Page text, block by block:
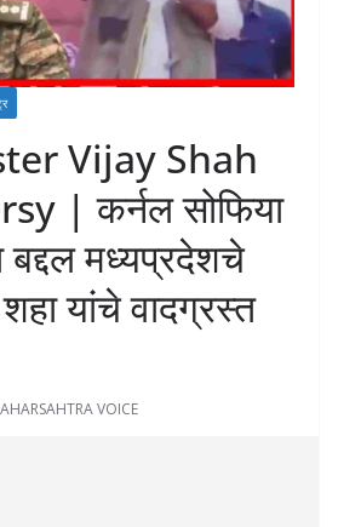
Vijay Shah
| कर्नल सोफिया
बद्दल मध्यप्रदेशचे
यांचे वादग्रस्त
VOICE